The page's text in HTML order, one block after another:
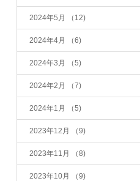
2024年5月 （12)
2024年4月 （6)
2024年3月 （5)
2024年2月 （7)
2024年1月 （5)
2023年12月 （9)
2023年11月 （8)
2023年10月 （9)